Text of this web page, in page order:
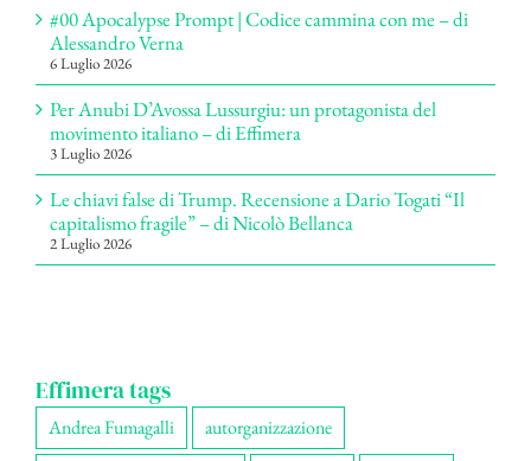
#00 Apocalypse Prompt | Codice cammina con me – di
Alessandro Verna
6 Luglio 2026
Per Anubi D’Avossa Lussurgiu: un protagonista del
movimento italiano – di Effimera
3 Luglio 2026
Le chiavi false di Trump. Recensione a Dario Togati “Il
capitalismo fragile” – di Nicolò Bellanca
2 Luglio 2026
Effimera tags
Andrea Fumagalli
autorganizzazione